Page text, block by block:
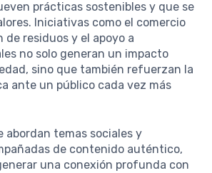
prácticas sostenibles y que se
Iniciativas como el comercio
residuos y el apoyo a
no solo generan un impacto
sino que también refuerzan la
ante un público cada vez más
abordan temas sociales y
de contenido auténtico,
una conexión profunda con